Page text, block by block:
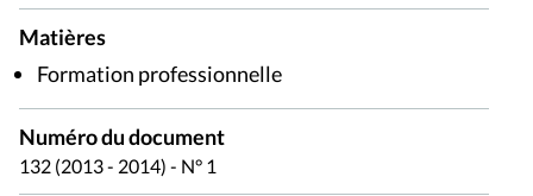
Matières
Formation professionnelle
Numéro du document
132 (2013 - 2014) - N° 1